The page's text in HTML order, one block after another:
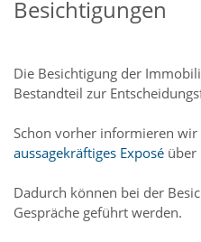
Besichtigungen
Die Besichtigung der
Bestandteil zur
Schon vorher informieren
aussagekräftiges Exposé über
Dadurch können bei der
Gespräche geführt werden.